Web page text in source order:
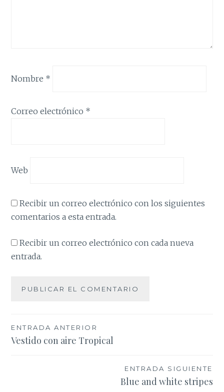
Nombre *
Correo electrónico *
Web
Recibir un correo electrónico con los siguientes
comentarios a esta entrada.
Recibir un correo electrónico con cada nueva
entrada.
Navegación
de
ENTRADA ANTERIOR
Vestido con aire Tropical
ENTRADA SIGUIENTE
Blue and white stripes